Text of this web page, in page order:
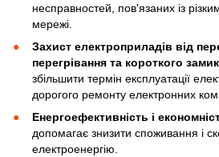
несправностей, пов'язаних із
мережі.
Захист електроприладів від
перегрівання та короткого
збільшити термін експлуатації
дорогого ремонту електронних
Енергоефективність і
допомагає знизити споживання і
електроенергію.